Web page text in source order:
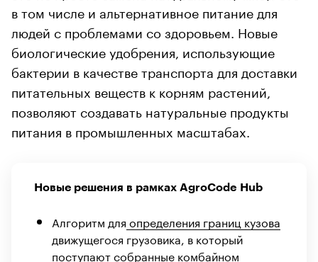
в том числе и альтернативное питание для
людей с проблемами со здоровьем. Новые
биологические удобрения, использующие
бактерии в качестве транспорта для доставки
питательных веществ к корням растений,
позволяют создавать натуральные продукты
питания в промышленных масштабах.
Новые решения в рамках AgroCode Hub
Алгоритм для определения границ кузова
движущегося грузовика, в который
поступают собранные комбайном